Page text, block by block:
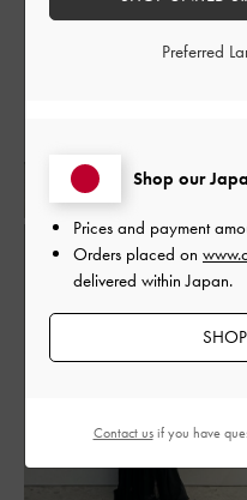
Shop our
Prices and payment
Orders placed on
delivered within Japan.
Preferred
Contact usif you have